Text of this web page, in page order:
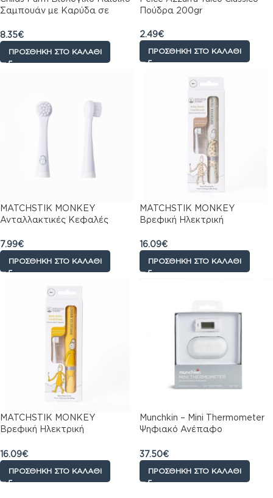
Σαμπουάν με Καρύδα σε
Μπούκλες 250ml
8.35€
ΠΡΟΣΘΉΚΗ ΣΤΟ ΚΑΛΆΘΙ
Πούδρα 200gr
2.49€
ΠΡΟΣΘΉΚΗ ΣΤΟ ΚΑΛΆΘΙ
MATCHSTIK MONKEY
Ανταλλακτικές Κεφαλές
2τμχ
7.99€
ΠΡΟΣΘΉΚΗ ΣΤΟ ΚΑΛΆΘΙ
MATCHSTIK MONKEY
Βρεφική Ηλεκτρική
16.09€
ΠΡΟΣΘΉΚΗ ΣΤΟ ΚΑΛΆΘΙ
MATCHSTIK MONKEY
Βρεφική Ηλεκτρική
16.09€
ΠΡΟΣΘΉΚΗ ΣΤΟ ΚΑΛΆΘΙ
Munchkin – Mini Thermometer
Ψηφιακό Ανέπαφο
37.50€
ΠΡΟΣΘΉΚΗ ΣΤΟ ΚΑΛΆΘΙ